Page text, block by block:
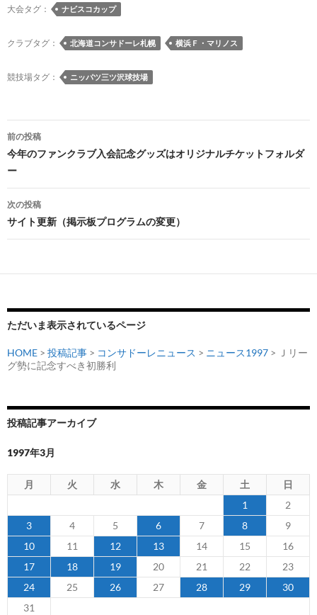
o
o
y
ds
n
大会タグ： ナビスコカップ
クラブタグ： 北海道コンサドーレ札幌 横浜Ｆ・マリノス
競技場タグ： ニッパツ三ツ沢球技場
投
稿
ビ
ゲ
シ
ョ
ン
前の投稿
今年のファンクラブ入会記念グッズはオリジナルチケットフォルダ
ー
次の投稿
サイト更新（掲示板プログラムの変更）
ただいま表示されているページ
HOME > 投稿記事 > コンサドーレニュース > ニュース1997 > Ｊリー
グ勢に記念すべき初勝利
投稿記事アーカイブ
1997年3月
月 火 水 木 金 土
日
1
2
3
4 5 6 7 8
9
10
11 12 13 14 15
16
17
18 19 20 21 22
23
24
25 26 27 28 29
30
31